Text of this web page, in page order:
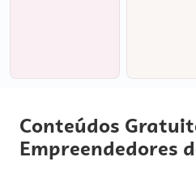
Conteúdos
Empreendedores